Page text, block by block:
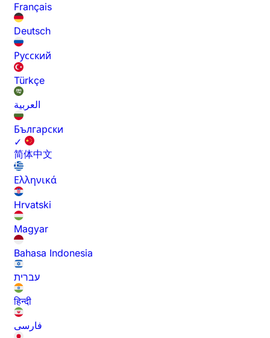
Français
Deutsch
Русский
Türkçe
العربية
Български
✓
简体中文
Ελληνικά
Hrvatski
Magyar
Bahasa Indonesia
עברית
हिन्दी
فارسی